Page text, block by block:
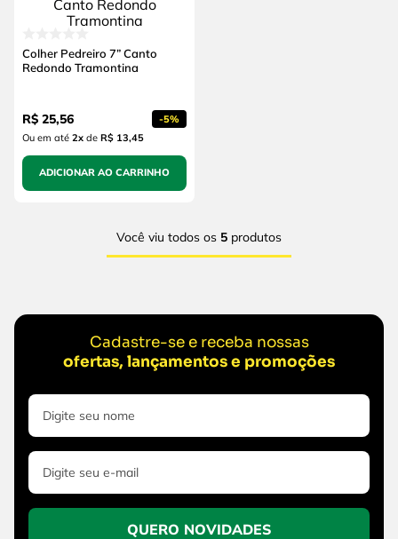
Colher Pedreiro 7” Canto
Redondo Tramontina
R$ 25,56 -5%
Ou em até 2xde R$ 13,45
ADICIONAR AO CARRINHO
Você viu todos os 5 produtos
Cadastre-se e receba nossas
ofertas, lançamentos e promoções
QUERO NOVIDADES